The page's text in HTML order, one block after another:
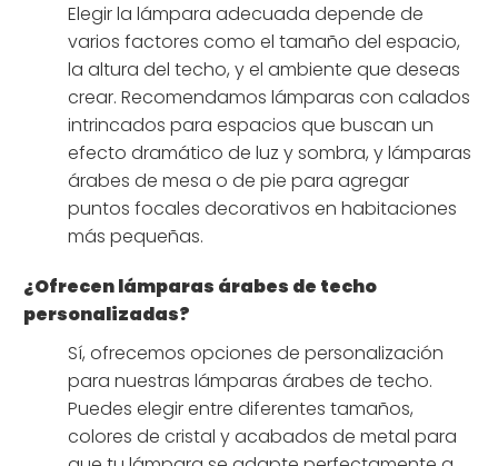
Elegir la lámpara adecuada depende de
varios factores como el tamaño del espacio,
la altura del techo, y el ambiente que deseas
crear. Recomendamos lámparas con calados
intrincados para espacios que buscan un
efecto dramático de luz y sombra, y lámparas
árabes de mesa o de pie para agregar
puntos focales decorativos en habitaciones
más pequeñas.
¿Ofrecen lámparas árabes de techo
personalizadas?
Sí, ofrecemos opciones de personalización
para nuestras lámparas árabes de techo.
Puedes elegir entre diferentes tamaños,
colores de cristal y acabados de metal para